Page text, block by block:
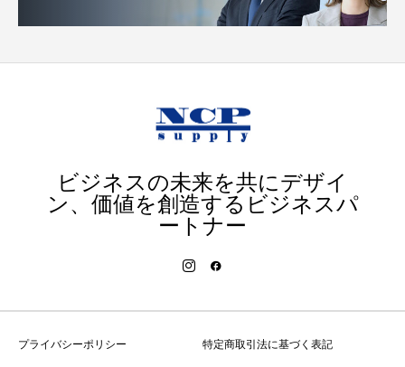
ビジネスの未来を共にデザイ
ン、価値を創造するビジネスパ
ートナー
プライバシーポリシー 特定商取引法に基づく表記